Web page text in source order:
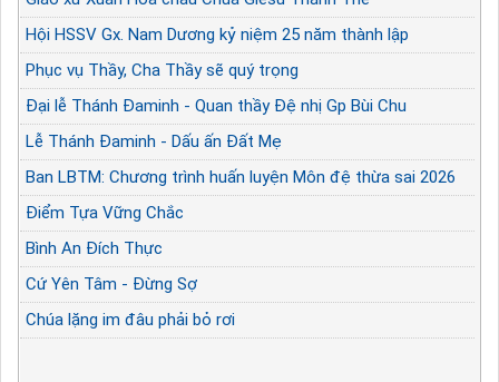
Hội HSSV Gx. Nam Dương kỷ niệm 25 năm thành lập
Phục vụ Thầy, Cha Thầy sẽ quý trọng
Đại lễ Thánh Đaminh - Quan thầy Đệ nhị Gp Bùi Chu
Lễ Thánh Đaminh - Dấu ấn Đất Mẹ
Ban LBTM: Chương trình huấn luyện Môn đệ thừa sai 2026
Điểm Tựa Vững Chắc
Bình An Đích Thực
Cứ Yên Tâm - Đừng Sợ
Chúa lặng im đâu phải bỏ rơi